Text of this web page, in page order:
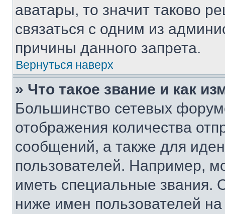
аватары, то значит таково
связаться с одним из
причины данного запрета.
Вернуться наверх
» Что такое звание и как
Большинство сетевых
отображения количества
сообщений, а также для
пользователей. Например,
иметь специальные звания.
ниже имен пользователей